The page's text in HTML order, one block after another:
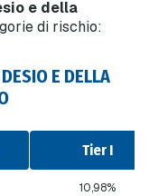
e della
di rischio:
E DELLA
Tier I
10,98%